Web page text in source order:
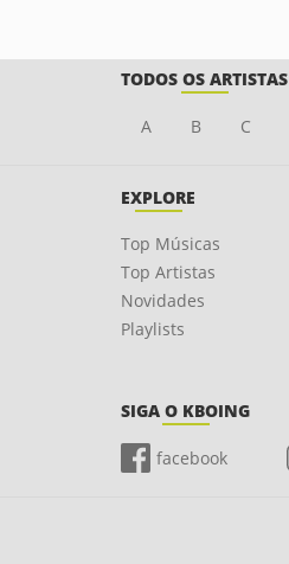
TODOS OS ARTISTAS
A B C
EXPLORE
Top Músicas
Top Artistas
Novidades
Playlists
SIGA O KBOING
facebook